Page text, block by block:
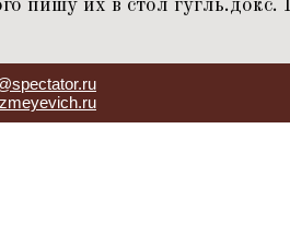
пишу их в стол
zmeyevich.ru